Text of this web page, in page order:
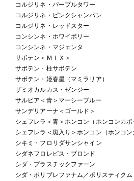
コルジリネ・パープルタワー
コルジリネ・ピンクシャンパン
コルジリネ・レッドスター
コンシンネ・ホワイボリー
コンシンネ・マジェンタ
サボテン＜ＭＩＸ＞
サボテン・柱サボテン
サボテン・姫春星（マミラリア）
ザミオカルカス・ゼンジー
サルビア＜青＞マーシーブルー
サンデリアーナ＜ゴールド＞
シェフレラ＜青＞ホンコン（ホンコンカポ
シェフレラ＜斑入り＞ホンコン（ホンコン
シキミ・フロリダサンシャイン
シダネフロレピス・ブロンド
シダ・プラスチックファーン
シダ・ポリブレファナム／ポリスティクム